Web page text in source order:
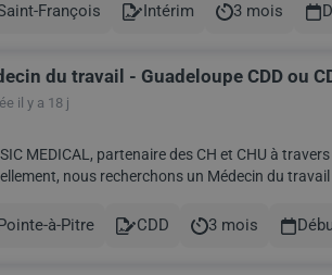
François
Contract
Intérim
Durée
3 mois
du travail - Guadeloupe CDD ou
il y a 18 j
MEDICAL, partenaire des CH et CHU à
nous recherchons un Médecin du travail H/F pour un centre de
à-Pitre
Contract
CDD
Durée
3 mois